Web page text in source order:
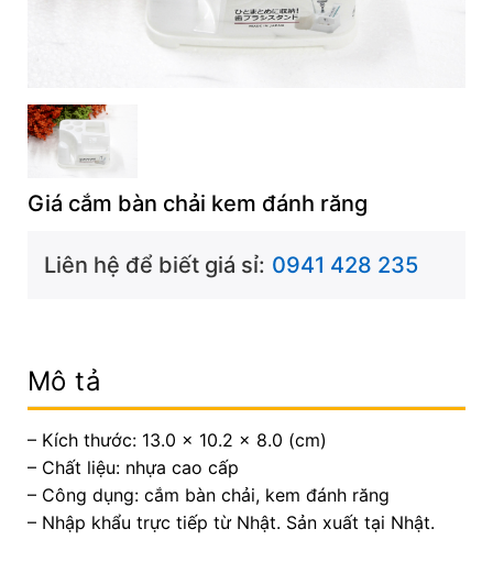
Giá cắm bàn chải kem đánh răng
Liên hệ để biết giá sỉ: 0941 428 235
Mô tả
– Kích thước: 13.0 x 10.2 x 8.0 (cm)
– Chất liệu: nhựa cao cấp
– Công dụng: cắm bàn chải, kem đánh răng
– Nhập khẩu trực tiếp từ Nhật. Sản xuất tại Nhật.